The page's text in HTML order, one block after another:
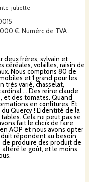
juliette
€. Numéro de TVA :
deux frères, sylvain et
céréales, volailles, raisin de
Nous comptons 80 de
et 1 grand pour les
très varié, chasselat,
Des reine claude
et des tomates. Quand
en confitures. Et
Quercy ! L'identité de la
Cela ne peut pas se
fait le choix de faire
AOP et nous avons opter
répondent au besoin
de produire des produit de
altéré le goût, et le moins